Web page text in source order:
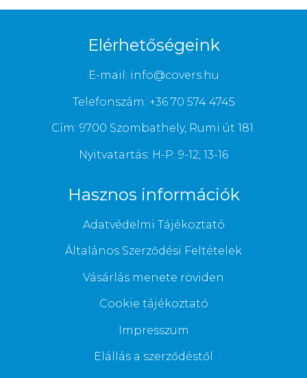
Elérhetőségeink
E-mail: info@covers.hu
Telefonszám: +36 70 574 4745
Cím: 9700 Szombathely, Rumi út 181.
Nyitvatartás: H-P: 9-12, 13-16
Hasznos információk
Adatvédelmi Tájékoztató
Általános Szerződési Feltételek
Vásárlás menete röviden
Cookie tájékoztató
Impresszum
Elállás a szerződéstől